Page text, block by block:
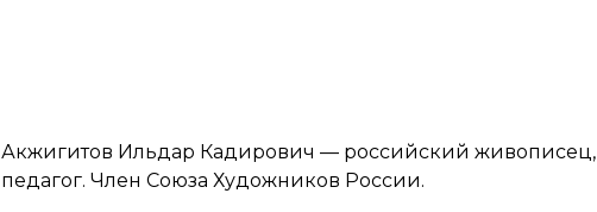
Акжигитов Ильдар Кадирович — российский живописец,
педагог. Член Союза Художников России.